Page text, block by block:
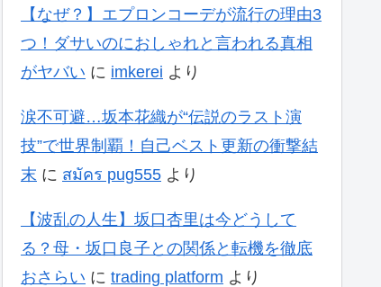
【なぜ？】エプロンコーデが流行の理由3
つ！ダサいのにおしゃれと言われる真相
がヤバい に imkerei より
涙不可避…坂本花織が“伝説のラスト演
技”で世界制覇！自己ベスト更新の衝撃結
末 に สมัคร pug555 より
【波乱の人生】坂口杏里は今どうして
る？母・坂口良子との関係と転機を徹底
おさらい に trading platform より